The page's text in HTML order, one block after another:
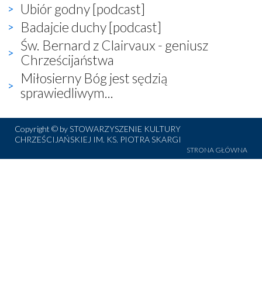
Ubiór godny [podcast]
Badajcie duchy [podcast]
Św. Bernard z Clairvaux - geniusz
Chrześcijaństwa
Miłosierny Bóg jest sędzią
sprawiedliwym...
Copyright © by STOWARZYSZENIE KULTURY
CHRZEŚCIJAŃSKIEJ IM. KS. PIOTRA SKARGI
STRONA GŁÓWNA